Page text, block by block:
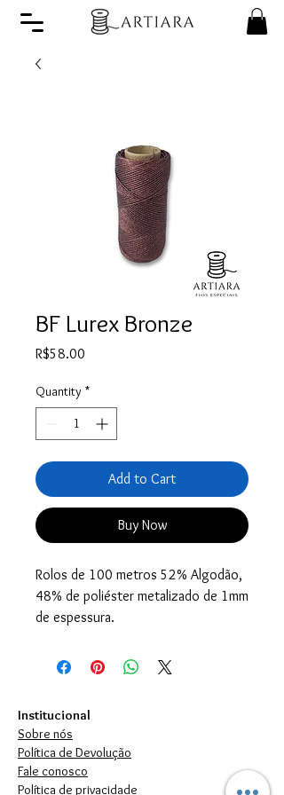
BF Lurex Bronze
R$58.00
Quantity *
Add to Cart
Buy Now
Rolos de 100 metros 52% Algodão,
48% de poliéster metalizado de 1mm
de espessura.
Institucional
Sobre nós
Política de Devolução
Fale conosco
Política de privacidade